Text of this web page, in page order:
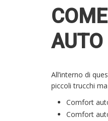
All’interno di
piccoli trucchi
Comfort
Comfort